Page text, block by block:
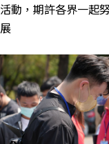
活動，期許各界一起
展